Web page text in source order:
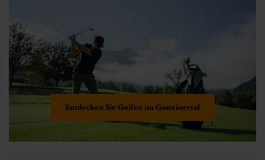
Entdecken Sie Golfen im Gasteinertal